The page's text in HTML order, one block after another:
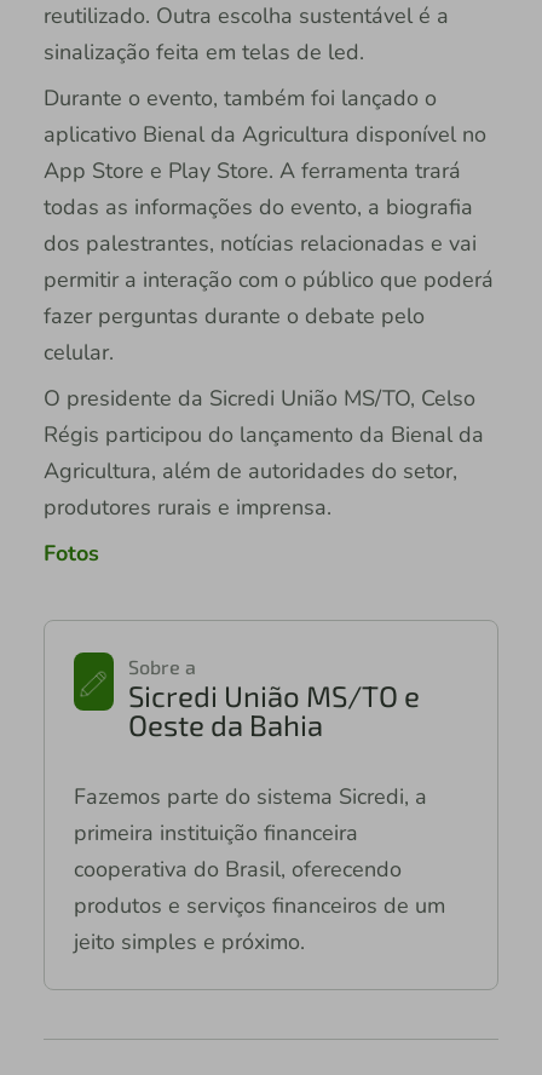
reutilizado. Outra escolha sustentável é a
sinalização feita em telas de led.
Durante o evento, também foi lançado o
aplicativo Bienal da Agricultura disponível no
App Store e Play Store. A ferramenta trará
todas as informações do evento, a biografia
dos palestrantes, notícias relacionadas e vai
permitir a interação com o público que poderá
fazer perguntas durante o debate pelo
celular.
O presidente da Sicredi União MS/TO, Celso
Régis participou do lançamento da Bienal da
Agricultura, além de autoridades do setor,
produtores rurais e imprensa.
Fotos
Sobre a
Sicredi União MS/TO e
Oeste da Bahia
Fazemos parte do sistema Sicredi, a
primeira instituição financeira
cooperativa do Brasil, oferecendo
produtos e serviços financeiros de um
jeito simples e próximo.